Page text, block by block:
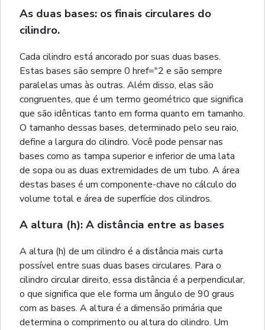
As duas bases: os finais circulares do
cilindro.
Cada cilindro está ancorado por suas duas bases.
Estas bases são sempre 0 href="2 e são sempre
paralelas umas às outras. Além disso, elas são
congruentes, que é um termo geométrico que significa
que são idênticas tanto em forma quanto em tamanho.
O tamanho dessas bases, determinado pelo seu raio,
define a largura do cilindro. Você pode pensar nas
bases como as tampa superior e inferior de uma lata
de sopa ou as duas extremidades de um tubo. A área
destas bases é um componente-chave no cálculo do
volume total e área de superfície dos cilindros.
A altura (h): A distância entre as bases
A altura (h) de um cilindro é a distância mais curta
possível entre suas duas bases circulares. Para o
cilindro circular direito, essa distância é a perpendicular,
o que significa que ele forma um ângulo de 90 graus
com as bases. A altura é a dimensão primária que
determina o comprimento ou altura do cilindro. Um